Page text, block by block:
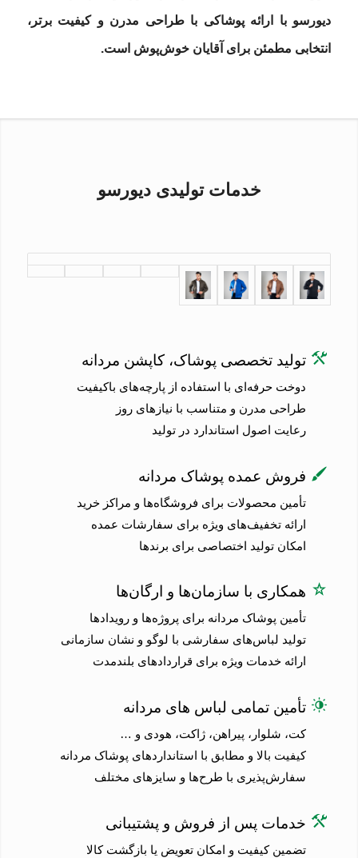
دیورسو با ارائه پوشاکی با طراحی مدرن و کیفیت برتر،
انتخابی مطمئن برای آقایان خوش‌پوش است.
خدمات تولیدی دیورسو
تولید تخصصی پوشاک، کاپشن مردانه
دوخت حرفه‌ای با استفاده از پارچه‌های باکیفیت
طراحی مدرن و متناسب با نیازهای روز
رعایت اصول استاندارد در تولید
فروش عمده پوشاک مردانه
تأمین محصولات برای فروشگاه‌ها و مراکز خرید
ارائه تخفیف‌های ویژه برای سفارشات عمده
امکان تولید اختصاصی برای برندها
همکاری با سازمان‌ها و ارگان‌ها
تأمین پوشاک مردانه برای پروژه‌ها و رویدادها
تولید لباس‌های سفارشی با لوگو و نشان سازمانی
ارائه خدمات ویژه برای قراردادهای بلندمدت
تأمین تمامی لباس‌ های مردانه
کت، شلوار، پیراهن، ژاکت، هودی و …
کیفیت بالا و مطابق با استانداردهای پوشاک مردانه
سفارش‌پذیری با طرح‌ها و سایزهای مختلف
خدمات پس از فروش و پشتیبانی
تضمین کیفیت و امکان تعویض یا بازگشت کالا